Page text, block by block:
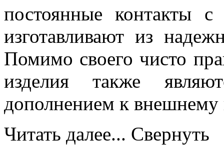
постоянные контакты
изготавливают из
Помимо своего чисто
изделия также
дополнением к внешнему
Читать далее... Свернуть